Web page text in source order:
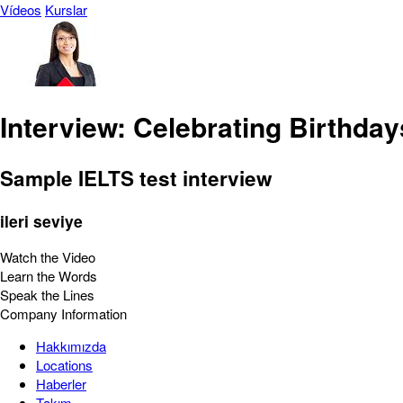
Vídeos Kurslar
Interview: Celebrating
Sample IELTS test interview
ileri seviye
Watch the Video
Learn the Words
Speak the Lines
Company Information
Hakkımızda
Locations
Haberler